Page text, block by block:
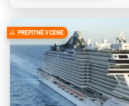
MS Noordam
MS Oosterdam
MS Rotterdam
MS Volendam
MS Westerdam
PREPITNÉ V CENE